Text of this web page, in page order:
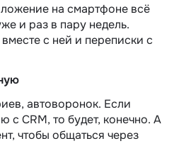
на смартфоне всё
и раз в пару недель.
с ней и переписки с
автоворонок. Если
с CRM, то будет, конечно. А
чтобы общаться через